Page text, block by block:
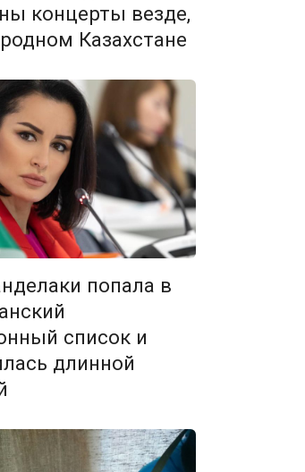
концерты везде,
Казахстане
попала в
список и
длинной